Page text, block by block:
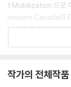
f Mobilization 으로
ioneers Canada의
는 국가를 여행하면
운동에 대한 관점에
작가의 전체작품